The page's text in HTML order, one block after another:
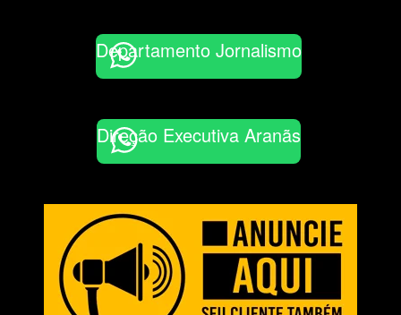
Departamento Jornalismo
Direção Executiva Aranãs